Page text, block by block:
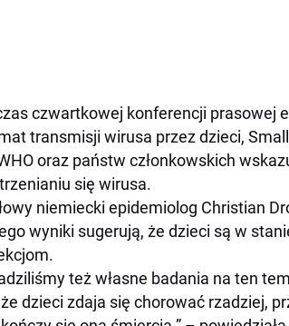
czwartkowej konferencji prasowej
transmisji wirusa przez dzieci,
oraz państw członkowskich
się wirusa.
niemiecki epidemiolog Christian
wyniki sugerują, że dzieci są w
też własne badania na ten
dzieci zdaja się chorować rzadziej,